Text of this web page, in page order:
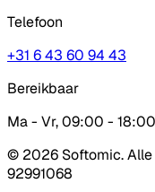
Telefoon
+31 6 43 60 94 43
Bereikbaar
Ma - Vr, 09:00 - 18:00
© 2026 Softomic.
92991068